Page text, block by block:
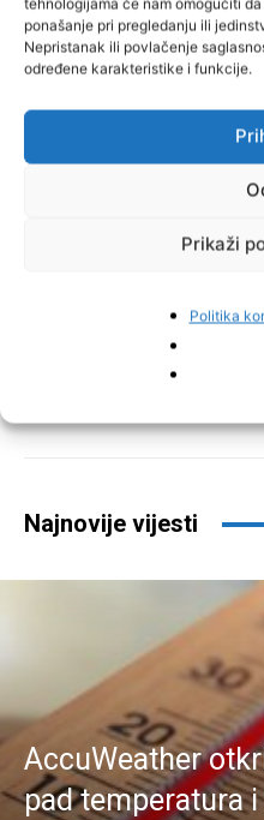
ponašanje pri pregledanju ili
Nepristanak ili povlačenje
određene karakteristike i funkcije.
Prikaži
Politika
Najnovije vijesti
AccuWeather
pad temperatura